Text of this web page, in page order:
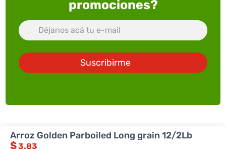
promociones?
Suscribirme
Arroz Golden Parboiled Long grain 12/2Lb
$3.83
ACERCA DE SUPERXTRA